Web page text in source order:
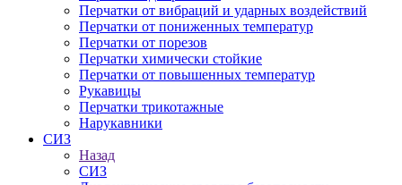
Перчатки от вибраций и ударных воздействий
Перчатки от пониженных температур
Перчатки от порезов
Перчатки химически стойкие
Перчатки от повышенных температур
Рукавицы
Перчатки трикотажные
Нарукавники
СИЗ
Назад
СИЗ